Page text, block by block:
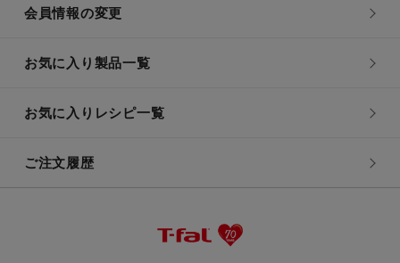
会員情報の変更
お気に入り製品一覧
お気に入りレシピ一覧
ご注文履歴